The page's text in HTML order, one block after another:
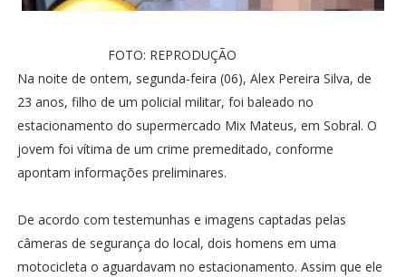
FOTO: REPRODUÇÃO
Na noite de ontem, segunda-feira (06), Alex Pereira Silva, de
23 anos, filho de um policial militar, foi baleado no
estacionamento do supermercado Mix Mateus, em Sobral. O
jovem foi vítima de um crime premeditado, conforme
apontam informações preliminares.
De acordo com testemunhas e imagens captadas pelas
câmeras de segurança do local, dois homens em uma
motocicleta o aguardavam no estacionamento. Assim que ele